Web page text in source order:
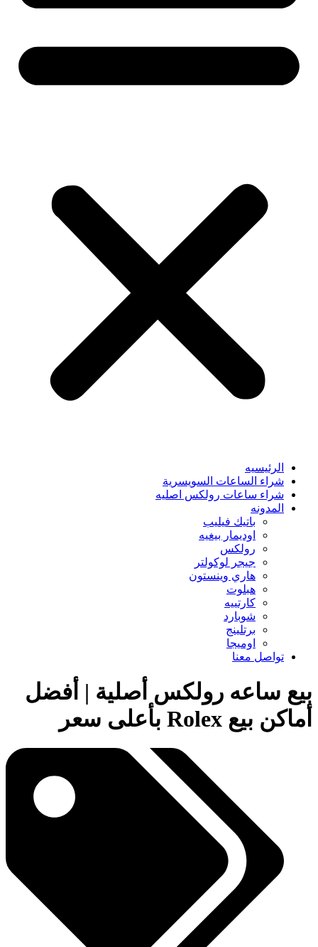
الرئيسيه
شراء الساعات السويسرية
شراء ساعات رولكس اصليه
المدونه
باتيك فيليب
اوديمار بيغيه
رولكس
جيجر لوكولتر
هاري وينستون
هبلوت
كارتييه
شوبارد
برتلينج
اوميجا
تواصل معنا
بيع ساعه رولكس أصلية | أفضل
أماكن بيع Rolex بأعلى سعر